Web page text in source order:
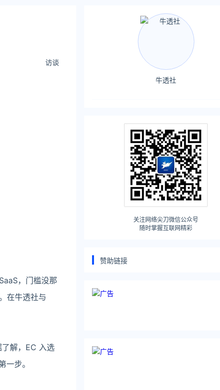
访谈
，门槛没那
在牛透社与
解，EC 入选
步。
牛透社
关注网络尖刀微信公众号
随时掌握互联网精彩
赞助链接